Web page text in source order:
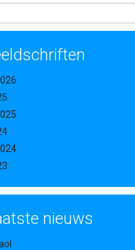
nieuws